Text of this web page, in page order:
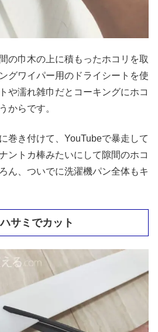
の巾木の上に積もったホコリを取
グワイパー用のドライシートを使
や濡れ雑巾だとコーキングにホコ
からです。
巻き付けて、YouTubeで暴走して
ントカ棒みたいにして隙間のホコ
ん、ついでに洗濯機パン全体もキ
サミでカット